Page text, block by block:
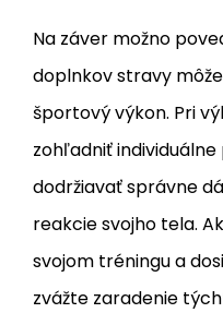
Na záver možno
doplnkov stravy
športový výkon. Pri
zohľadniť
dodržiavať správne
reakcie svojho tela.
svojom tréningu a
zvážte zaradenie